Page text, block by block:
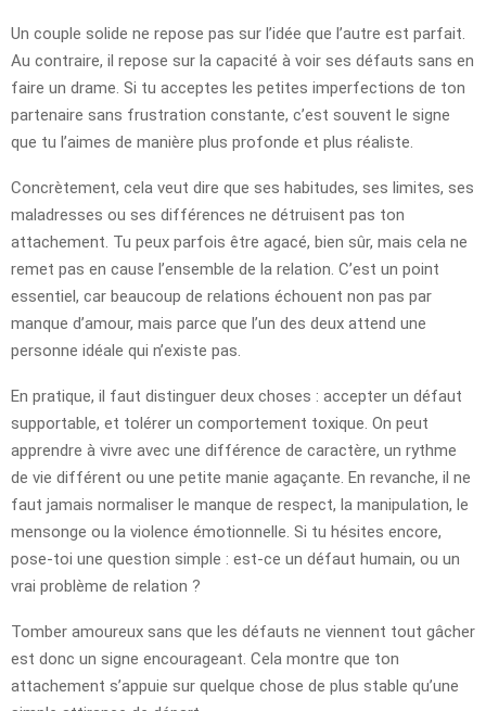
Un couple solide ne repose pas sur l’idée que l’autre est parfait.
Au contraire, il repose sur la capacité à voir ses défauts sans en
faire un drame. Si tu acceptes les petites imperfections de ton
partenaire sans frustration constante, c’est souvent le signe
que tu l’aimes de manière plus profonde et plus réaliste.
Concrètement, cela veut dire que ses habitudes, ses limites, ses
maladresses ou ses différences ne détruisent pas ton
attachement. Tu peux parfois être agacé, bien sûr, mais cela ne
remet pas en cause l’ensemble de la relation. C’est un point
essentiel, car beaucoup de relations échouent non pas par
manque d’amour, mais parce que l’un des deux attend une
personne idéale qui n’existe pas.
En pratique, il faut distinguer deux choses : accepter un défaut
supportable, et tolérer un comportement toxique. On peut
apprendre à vivre avec une différence de caractère, un rythme
de vie différent ou une petite manie agaçante. En revanche, il ne
faut jamais normaliser le manque de respect, la manipulation, le
mensonge ou la violence émotionnelle. Si tu hésites encore,
pose-toi une question simple : est-ce un défaut humain, ou un
vrai problème de relation ?
Tomber amoureux sans que les défauts ne viennent tout gâcher
est donc un signe encourageant. Cela montre que ton
attachement s’appuie sur quelque chose de plus stable qu’une